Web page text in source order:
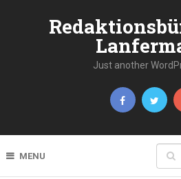
Just another
MENU